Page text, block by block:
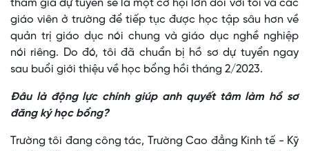
tham gia dự tuyển sẽ là một cơ hội lớn đối với tôi và các
giáo viên ở trường để tiếp tục được học tập sâu hơn về
quản trị giáo dục nói chung và giáo dục nghề nghiệp
nói riêng. Do đó, tôi đã chuẩn bị hồ sơ dự tuyển ngay
sau buổi giới thiệu về học bổng hồi tháng 2/2023.
Đâu là động lực chính giúp anh quyết tâm làm hồ sơ
đăng ký học bổng?
Trường tôi đang công tác, Trường Cao đẳng Kinh tế - Kỹ